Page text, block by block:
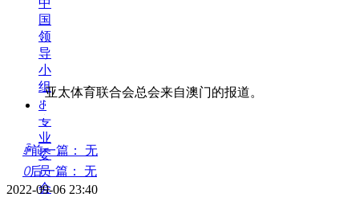
中
国
领
导
小
组
ꁕ
专
业
委
员
会
亚太体育联合会总会来自澳门的报道。
ꄴ前一篇：
无
ꄲ后一篇：
无
2022-09-06 23:40